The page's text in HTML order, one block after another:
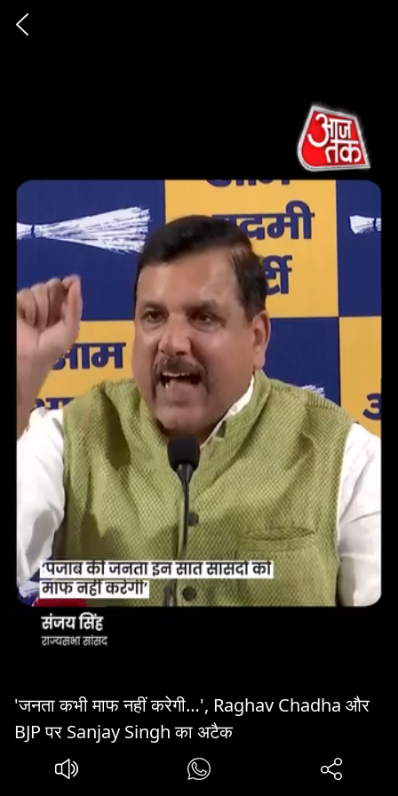
'जनता कभी माफ नहीं करेगी…', Raghav Chadha और
BJP पर Sanjay Singh का अटैक